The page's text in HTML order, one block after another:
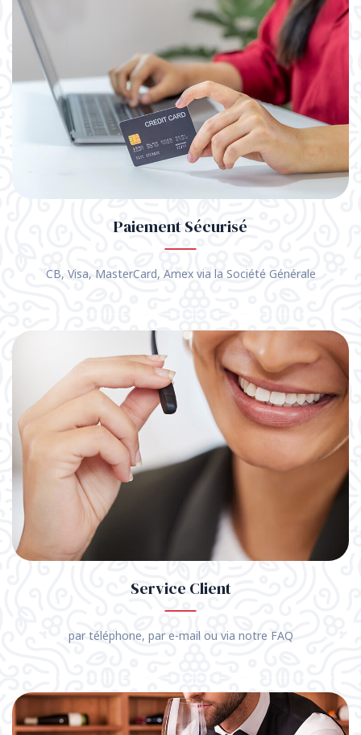
Paiement Sécurisé
CB, Visa, MasterCard, Amex via la Société Générale
Service Client
par téléphone, par e-mail ou via notre FAQ